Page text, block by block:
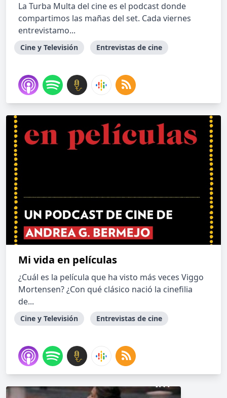
La Turba Multa del cine es el podcast donde
compartimos las mañas del set. Cada viernes
entrevistamo...
Cine y Televisión Entrevistas de cine
Mi vida en películas
¿Cuál es la película que ha visto más veces Viggo
Mortensen? ¿Con qué clásico nació la cinefilia
de...
Cine y Televisión Entrevistas de cine